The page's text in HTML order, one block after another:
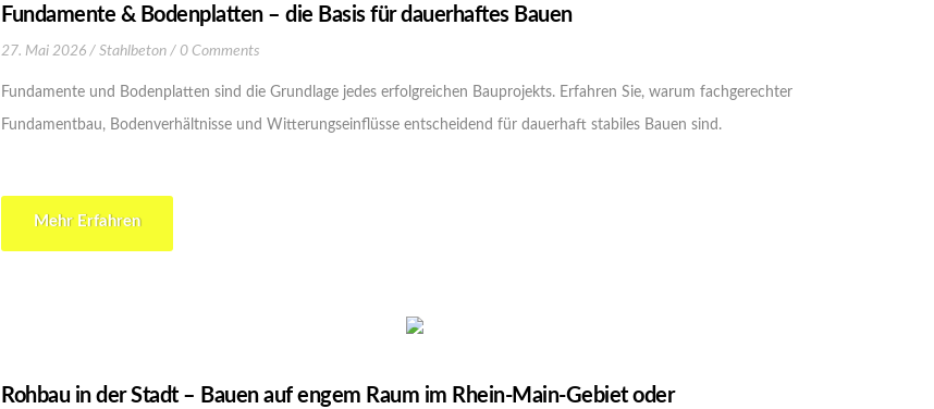
Fundamente & Bodenplatten – die Basis für dauerhaftes Bauen
27. Mai 2026 Stahlbeton 0 Comments
Fundamente und Bodenplatten sind die Grundlage jedes erfolgreichen Bauprojekts. Erfahren Sie, warum fachgerechter
Fundamentbau, Bodenverhältnisse und Witterungseinflüsse entscheidend für dauerhaft stabiles Bauen sind.
Mehr Erfahren
Rohbau in der Stadt – Bauen auf engem Raum im Rhein-Main-Gebiet oder